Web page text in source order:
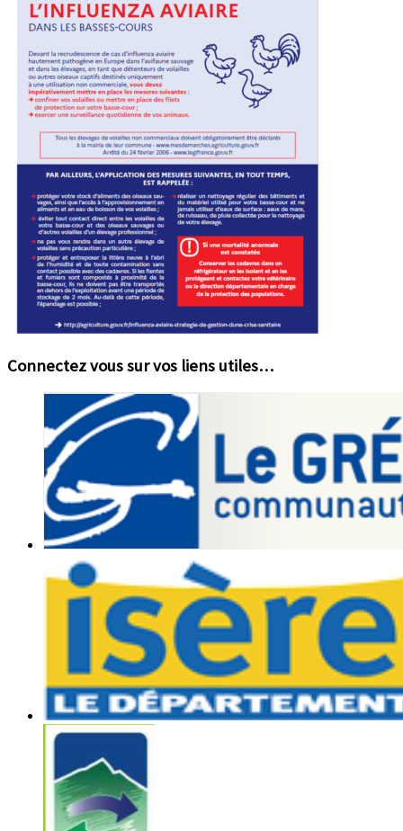
Connectez vous sur vos liens utiles…